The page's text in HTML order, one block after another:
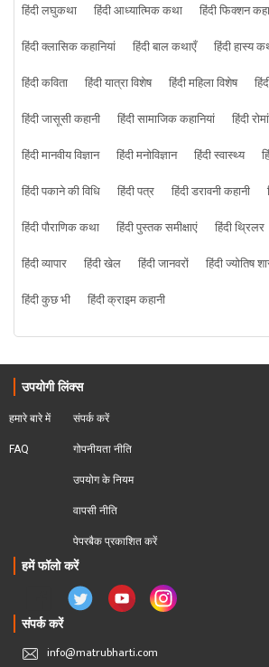
हिंदी लघुकथा हिंदी आध्यात्मिक कथा हिंदी फिक्शन
हिंदी क्लासिक कहानियां
हिंदी बाल कथाएँ हिंदी हास्य
हिंदी कविता
हिंदी यात्रा विशेष हिंदी महिला विशेष
हिंदी जासूसी कहानी
हिंदी सामाजिक कहानियां
हिंदी
हिंदी मानवीय विज्ञान
हिंदी मनोविज्ञान हिंदी स्वास्थ्य
हिंदी पकाने की विधि
हिंदी पत्र हिंदी डरावनी कहानी
हिंदी पौराणिक कथा
हिंदी पुस्तक समीक्षाएं हिंदी थ्रिलर
हिंदी व्यापार
हिंदी खेल हिंदी जानवरों हिंदी ज्योतिष
हिंदी कुछ भी
हिंदी क्राइम कहानी
उपयोगी लिंक्स
हमारे बारे में
FAQ
संपर्क करें
गोपनीयता नीति
उपयोग के नियम
वापसी नीति
पेपरबैक प्रकाशित करें
हमें फॉलो करें
संपर्क करें
info@matrubharti.com